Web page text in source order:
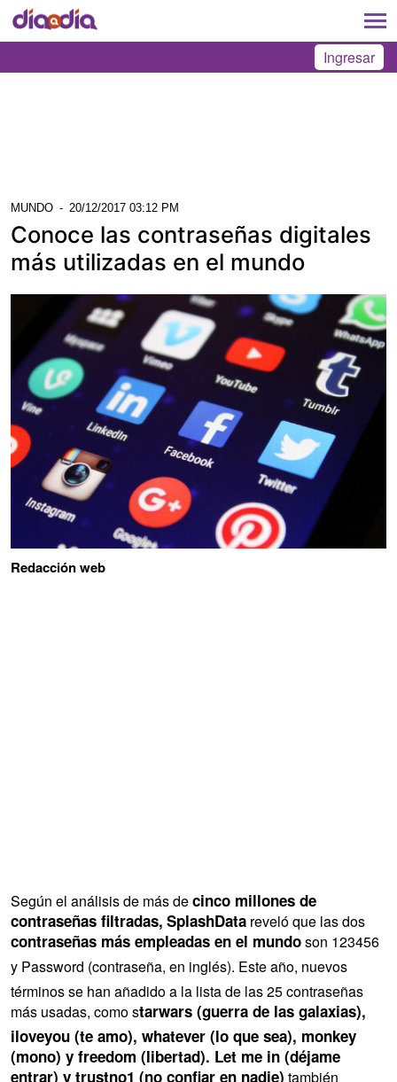
Ingresar
MUNDO - 20/12/2017 03:12 PM
Conoce las contraseñas digitales
más utilizadas en el mundo
Redacción web
Según el análisis de más decinco millones de
contraseñas filtradas, SplashData reveló que las dos
contraseñas más empleadas en el mundoson 123456
y Password (contraseña, en inglés). Este año, nuevos
términos se han añadido a la lista de las 25 contraseñas
más usadas, como starwars (guerra de las galaxias),
iloveyou (te amo), whatever (lo que sea), monkey
(mono) y freedom (libertad). Let me in (déjame
entrar) y trustno1 (no confiar en nadie) también